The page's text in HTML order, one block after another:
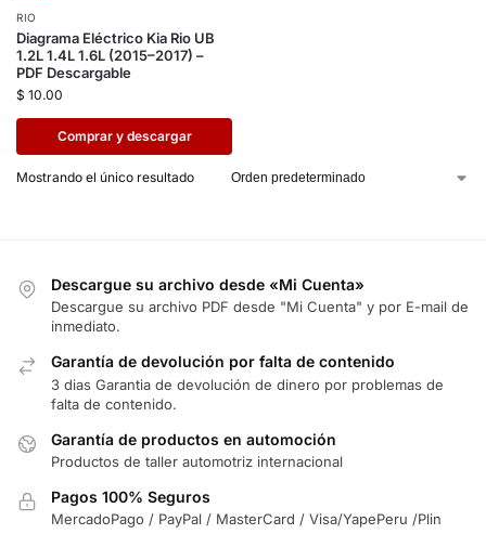
RIO
Diagrama Eléctrico Kia Rio UB
1.2L 1.4L 1.6L (2015–2017) –
PDF Descargable
$ 10.00
Comprar y descargar
Mostrando el único resultado
Descargue su archivo desde «Mi Cuenta»
Descargue su archivo PDF desde "Mi Cuenta" y por E-mail de
inmediato.
Garantía de devolución por falta de contenido
3 dias Garantia de devolución de dinero por problemas de
falta de contenido.
Garantía de productos en automoción
Productos de taller automotriz internacional
Pagos 100% Seguros
MercadoPago / PayPal / MasterCard / Visa/YapePeru /Plin